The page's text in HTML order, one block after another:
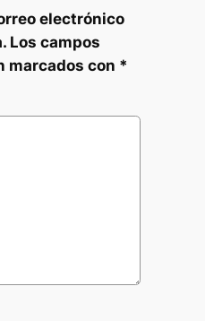
electrónico
Los campos
marcados con *